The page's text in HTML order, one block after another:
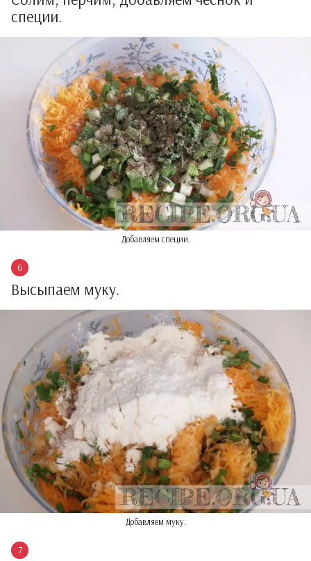
специи.
Добавляем специи.
Высыпаем муку.
Добавляем муку.